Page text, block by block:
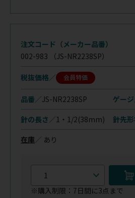
注文コード（メーカー品番）
002-983 （JS-NR2238SP）
税抜価格 会員特価
品番／JS-NR2238SP ゲー
針の長さ／1・1/2(38mm) 針先
在庫 ／ あり
※購入制限：7日間に3点まで